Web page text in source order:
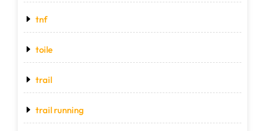
tnf
toile
trail
trail running